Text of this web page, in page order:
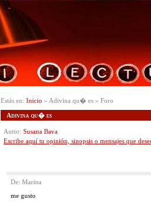
Estás en: Inicio » Adivina qu� es » Foro
Adivina qu� es
Autor: Susana Bava
Escribe aquí tu opinión, sinopsis o mensajes que
De: Marina
me gusto